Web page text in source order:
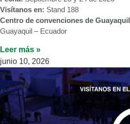
Visítanos en: Stand 188
Centro de convenciones de Guayaquil
Guayaquil – Ecuador
Leer más »
junio 10, 2026